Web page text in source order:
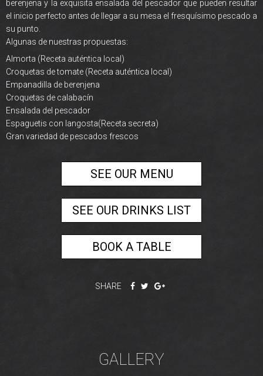
berenjena y la exquisita ensalada del pescador que pueden resultar
el inicio perfecto antes de llegar a su mesa el fresquísimo pescado a
su punto.
Algunas de nuestras propuestas:
Almorta (Receta auténtica local)
Croquetas de tomate (Receta auténtica local)
Empanadilla de berenjena
Croquetas de calabacín
Ensalada del pescador
Espaguetis con langosta(Receta secreta)
Gran variedad de pescados frescos
SEE OUR MENU
SEE OUR DRINKS LIST
BOOK A TABLE
SHARE
GALLERY